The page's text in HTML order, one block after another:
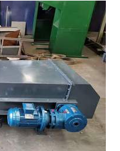
DCS-D系列单斗颗粒包装秤
DCS-SP系列粉粒两用双斗包装秤
DCS-DP系列粉粒两用单斗包装秤
DCS-L系列粉状包装秤
DCS-S系列无斗定量包装秤